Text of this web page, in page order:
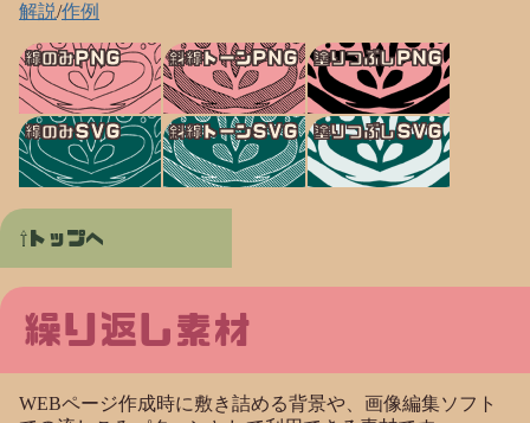
解説/作例
線のみPNG 斜線トーンPNG 塗りつぶしPNG
線のみSVG 斜線トーンSVG 塗りつぶしSVG
トップへ
繰り返し素材
WEBページ作成時に敷き詰める背景や、画像編集ソフト